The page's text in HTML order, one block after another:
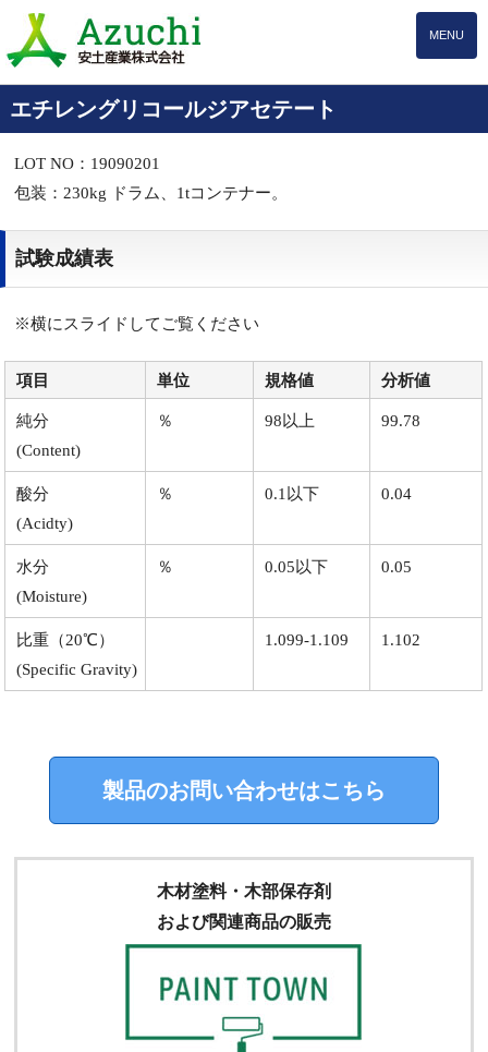
MENU
エチレングリコールジアセテート
LOT NO：19090201
包装：230kg ドラム、1tコンテナー。
試験成績表
※横にスライドしてご覧ください
項目 単位 規格値 分析値
純分
(Content)
％ 98以上 99.78
酸分
(Acidty)
％ 0.1以下 0.04
水分
(Moisture)
％ 0.05以下 0.05
比重（20℃）
(Specific Gravity)
1.099-1.109 1.102
製品のお問い合わせはこちら
木材塗料・木部保存剤
および関連商品の販売